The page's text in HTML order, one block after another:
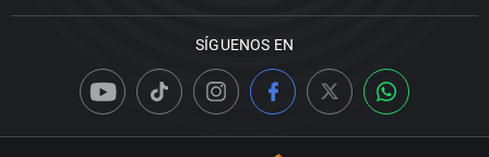
SÍGUENOS EN